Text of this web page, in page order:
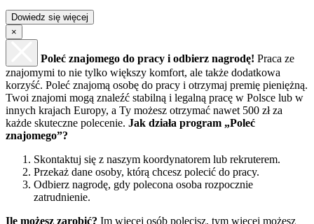
Dowiedz się więcej
×
Poleć znajomego do pracy i odbierz nagrodę! Praca ze
znajomymi to nie tylko większy komfort, ale także dodatkowa
korzyść. Poleć znajomą osobę do pracy i otrzymaj premię pieniężną.
Twoi znajomi mogą znaleźć stabilną i legalną pracę w Polsce lub w
innych krajach Europy, a Ty możesz otrzymać nawet 500 zł za
każde skuteczne polecenie. Jak działa program „Poleć
znajomego”?
Skontaktuj się z naszym koordynatorem lub rekruterem.
Przekaż dane osoby, którą chcesz polecić do pracy.
Odbierz nagrodę, gdy polecona osoba rozpocznie
zatrudnienie.
Ile możesz zarobić? Im więcej osób polecisz, tym więcej możesz